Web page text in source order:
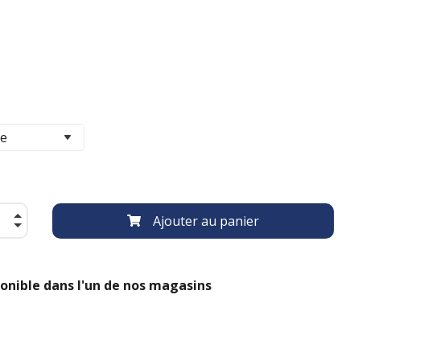
Ajouter au panier
dans l'un de nos magasins